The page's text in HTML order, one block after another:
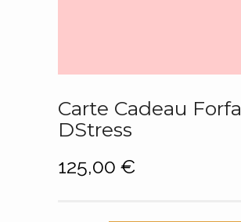
Carte Cadeau
DStress
125,00 €